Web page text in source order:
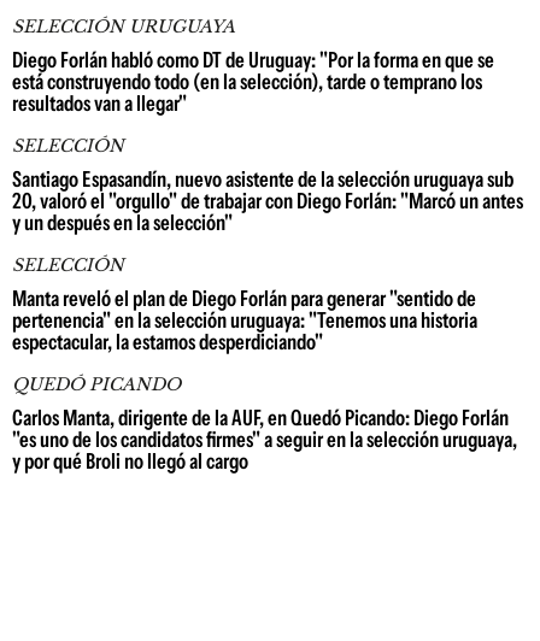
SELECCIÓN URUGUAYA
Diego Forlán habló como DT de Uruguay: "Por la forma en que se
está construyendo todo (en la selección), tarde o temprano los
resultados van a llegar"
SELECCIÓN
Santiago Espasandín, nuevo asistente de la selección uruguaya sub
20, valoró el "orgullo" de trabajar con Diego Forlán: "Marcó un antes
y un después en la selección"
SELECCIÓN
Manta reveló el plan de Diego Forlán para generar "sentido de
pertenencia" en la selección uruguaya: "Tenemos una historia
espectacular, la estamos desperdiciando"
QUEDÓ PICANDO
Carlos Manta, dirigente de la AUF, en Quedó Picando: Diego Forlán
"es uno de los candidatos firmes" a seguir en la selección uruguaya,
y por qué Broli no llegó al cargo